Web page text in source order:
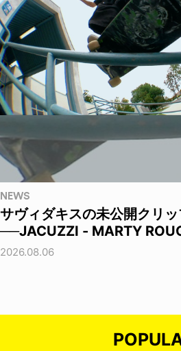
NEWS
サヴィダキスの未公開クリ
──JACUZZI - MARTY
2026.08.06